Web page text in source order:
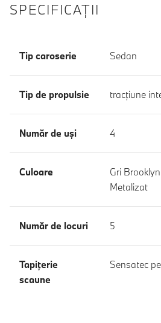
SPECIFICAŢII
Tip caroserie Sedan
Tip de propulsie tracţiune
Număr de uşi 4
Culoare
Gri
Metalizat
Număr de locuri 5
Tapiţerie
scaune
Sensatec